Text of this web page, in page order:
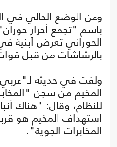
وعن الوضع الحالي في
باسم "تجمع أحرار
الحوراني تعرض أبنية
بالرشاشات من قبل
المخيم من سجن
للنظام، وقال: "هناك
استهداف المخيم هو
المخابرات الجوية".